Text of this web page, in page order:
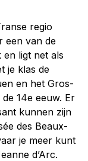
regio
een van de
en ligt net als
je klas de
en het Gros-
14e eeuw. Er
kunnen zijn
des Beaux-
je meer kunt
d’Arc.